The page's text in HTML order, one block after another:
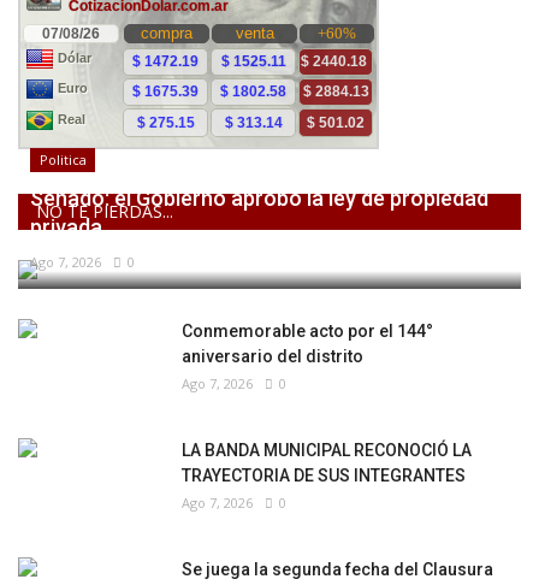
NO TE PIERDAS...
Politica
Senado: el Gobierno aprobó la ley de propiedad
privada,...
Ago 7, 2026 0
Conmemorable acto por el 144°
aniversario del distrito
Ago 7, 2026 0
LA BANDA MUNICIPAL RECONOCIÓ LA
TRAYECTORIA DE SUS INTEGRANTES
Ago 7, 2026 0
Se juega la segunda fecha del Clausura